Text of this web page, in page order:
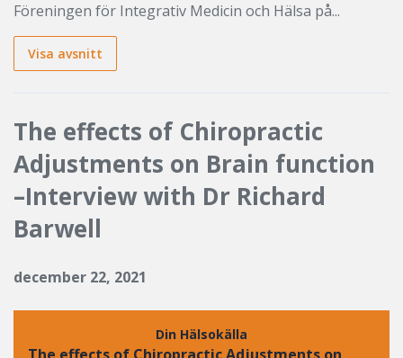
Föreningen för Integrativ Medicin och Hälsa på...
Visa avsnitt
The effects of Chiropractic
Adjustments on Brain function
–Interview with Dr Richard
Barwell
december 22, 2021